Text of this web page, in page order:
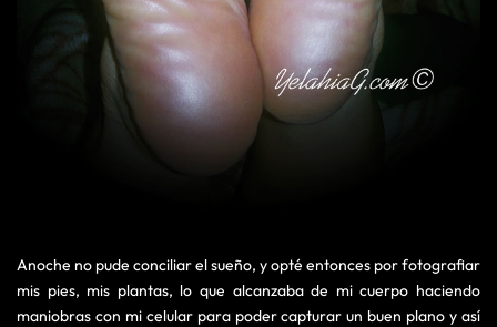
Anoche no pude conciliar el sueño, y opté entonces por fotografiar
mis pies, mis plantas, lo que alcanzaba de mi cuerpo haciendo
maniobras con mi celular para poder capturar un buen plano y así